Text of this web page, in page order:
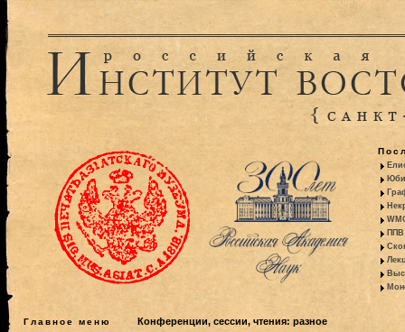
ППВ
Главное меню
Конференции, сессии, чтения: разное